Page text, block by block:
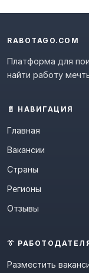
RABOTAGO.COM
Платформа для
найти работу
📄 НАВИГАЦИЯ
Главная
Вакансии
Страны
Регионы
Отзывы
👔
Разместить